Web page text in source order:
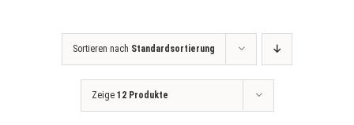
Sortieren nach Standardsortierung
Zeige 12 Produkte